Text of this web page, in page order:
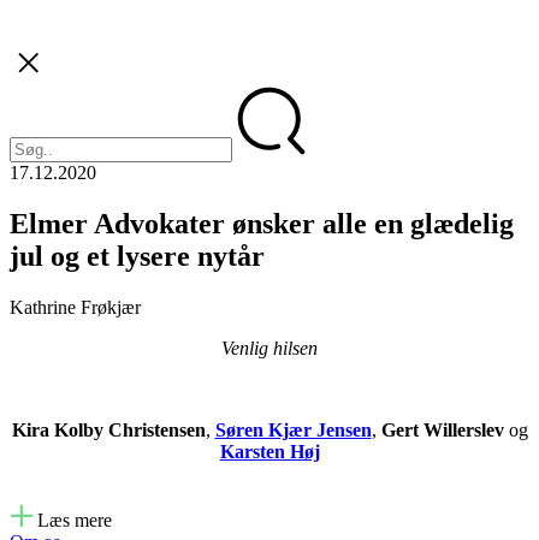
17.12.2020
Elmer Advokater ønsker alle en glædelig
jul og et lysere nytår
Kathrine Frøkjær
Venlig hilsen
Kira Kolby Christensen, Søren Kjær Jensen, Gert Willerslevog
Karsten Høj
Læs mere